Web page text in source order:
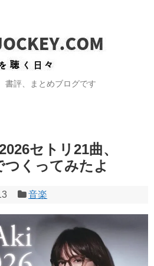
書評、まとめブログです
セトリ21曲、
くってみたよ
音楽